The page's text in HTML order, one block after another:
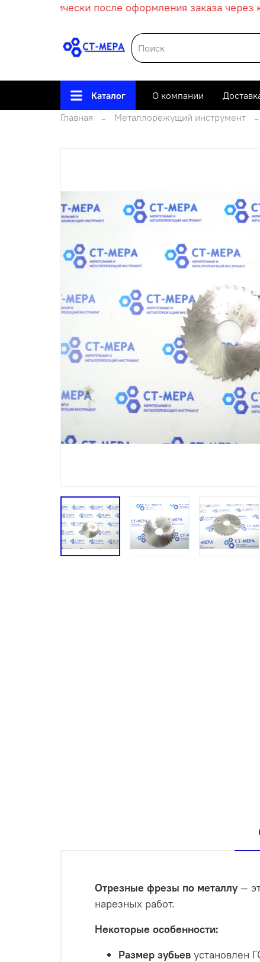
после оформления заказа через
Каталог О компании
Главная
Металлорежущий инструмент
Отрезные фрезы по металлу —
нарезных работ.
Некоторые особенности:
Размер зубьев установлен